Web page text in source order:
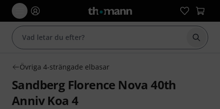
Börja
Övriga 4-strängade elbasar
Sandberg Florence Nova 40th
Anniv Koa 4